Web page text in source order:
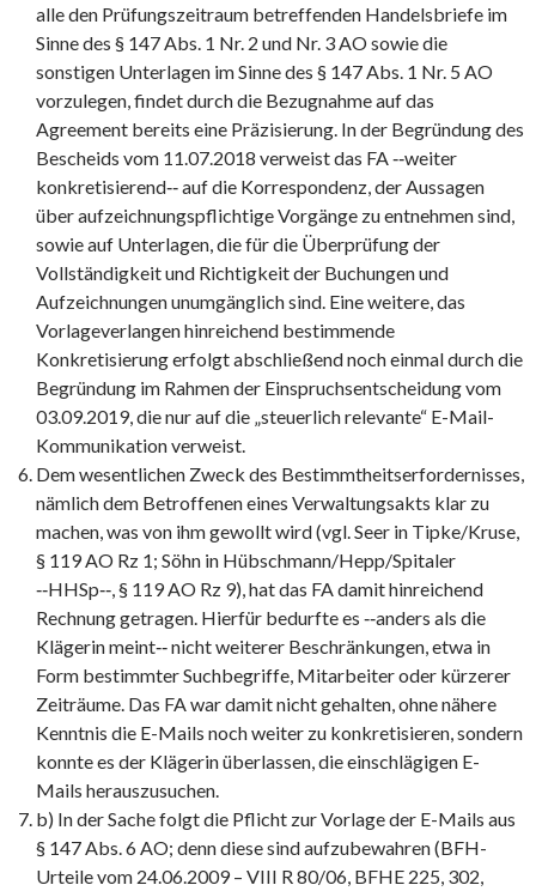
alle den Prüfungszeitraum betreffenden Handelsbriefe im
Sinne des § 147 Abs. 1 Nr. 2 und Nr. 3 AO sowie die
sonstigen Unterlagen im Sinne des § 147 Abs. 1 Nr. 5 AO
vorzulegen, findet durch die Bezugnahme auf das
Agreement bereits eine Präzisierung. In der Begründung des
Bescheids vom 11.07.2018 verweist das FA ‑‑weiter
konkretisierend‑‑ auf die Korrespondenz, der Aussagen
über aufzeichnungspflichtige Vorgänge zu entnehmen sind,
sowie auf Unterlagen, die für die Überprüfung der
Vollständigkeit und Richtigkeit der Buchungen und
Aufzeichnungen unumgänglich sind. Eine weitere, das
Vorlageverlangen hinreichend bestimmende
Konkretisierung erfolgt abschließend noch einmal durch die
Begründung im Rahmen der Einspruchsentscheidung vom
03.09.2019, die nur auf die „steuerlich relevante“ E-Mail-
Kommunikation verweist.
Dem wesentlichen Zweck des Bestimmtheitserfordernisses,
nämlich dem Betroffenen eines Verwaltungsakts klar zu
machen, was von ihm gewollt wird (vgl. Seer in Tipke/Kruse,
§ 119 AO Rz 1; Söhn in Hübschmann/Hepp/Spitaler
‑‑HHSp‑‑, § 119 AO Rz 9), hat das FA damit hinreichend
Rechnung getragen. Hierfür bedurfte es ‑‑anders als die
Klägerin meint‑‑ nicht weiterer Beschränkungen, etwa in
Form bestimmter Suchbegriffe, Mitarbeiter oder kürzerer
Zeiträume. Das FA war damit nicht gehalten, ohne nähere
Kenntnis die E-Mails noch weiter zu konkretisieren, sondern
konnte es der Klägerin überlassen, die einschlägigen E-
Mails herauszusuchen.
b) In der Sache folgt die Pflicht zur Vorlage der E-Mails aus
§ 147 Abs. 6 AO; denn diese sind aufzubewahren (BFH-
Urteile vom 24.06.2009 – VIII R 80/06, BFHE 225, 302,